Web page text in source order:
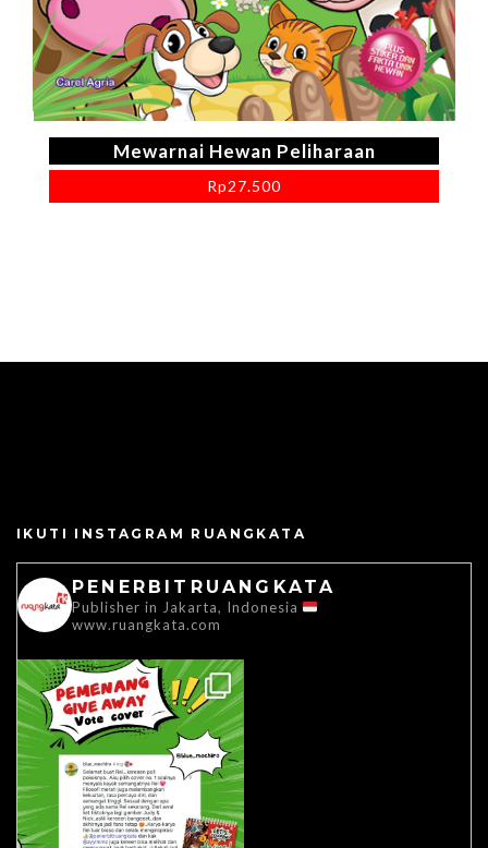
Mewarnai Hewan Peliharaan
Rp27.500
IKUTI INSTAGRAM RUANGKATA
PENERBITRUANGKATA
Publisher in Jakarta, Indonesia
www.ruangkata.com